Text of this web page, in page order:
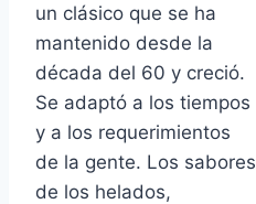
un clásico que se ha
mantenido desde la
década del 60 y creció.
Se adaptó a los tiempos
y a los requerimientos
de la gente. Los sabores
de los helados,